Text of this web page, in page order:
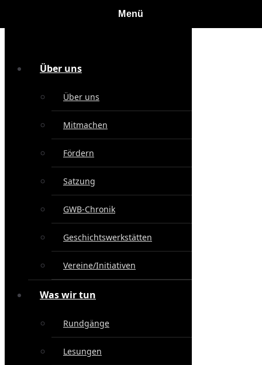
Über uns
Über uns
Mitmachen
Fördern
Satzung
GWB-Chronik
Geschichtswerkstätten
Vereine/Initiativen
Was wir tun
Rundgänge
Lesungen